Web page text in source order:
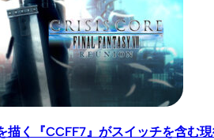
描く『CCFF7』がスイッチを含む